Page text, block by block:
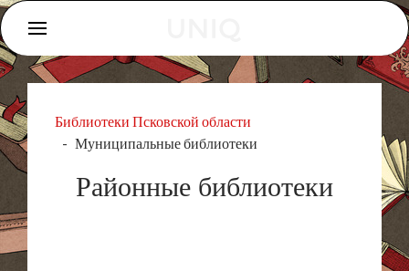
Библиотеки Псковской области
Муниципальные библиотеки
Районные библиотеки